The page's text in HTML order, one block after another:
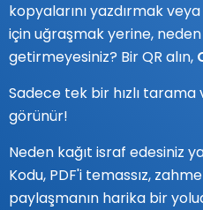
kopyalarını yazdırmak
için uğraşmak yerine,
getirmeyesiniz? Bir QR alın,
Sadece tek bir hızlı
görünür!
Neden kağıt israf edesiniz
Kodu, PDF'i temassız,
paylaşmanın harika bir